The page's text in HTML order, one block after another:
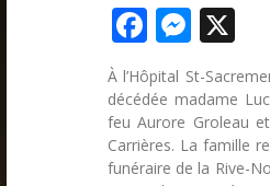
X
À l’Hôpital St-
décédée madame
feu Aurore Groleau
Carrières. La famille
funéraire de la Rive-